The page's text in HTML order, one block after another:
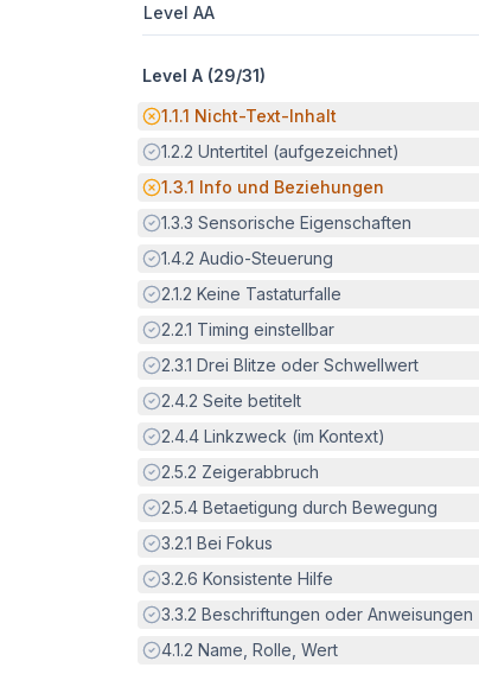
Level AA
Level A (29/31)
Potenzielle Barriere:
1.1.1 Nicht-Text-Inhalt
Erfüllt:
1.2.2 Untertitel (aufgezeichnet)
Potenzielle Barriere:
1.3.1 Info und Beziehungen
Erfüllt:
1.3.3 Sensorische Eigenschaften
Erfüllt:
1.4.2 Audio-Steuerung
Erfüllt:
2.1.2 Keine Tastaturfalle
Erfüllt:
2.2.1 Timing einstellbar
Erfüllt:
2.3.1 Drei Blitze oder Schwellwert
Erfüllt:
2.4.2 Seite betitelt
Erfüllt:
2.4.4 Linkzweck (im Kontext)
Erfüllt:
2.5.2 Zeigerabbruch
Erfüllt:
2.5.4 Betaetigung durch Bewegung
Erfüllt:
3.2.1 Bei Fokus
Erfüllt:
3.2.6 Konsistente Hilfe
Erfüllt:
3.3.2 Beschriftungen oder Anweisungen
Erfüllt:
4.1.2 Name, Rolle, Wert